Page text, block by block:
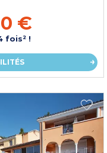
€
fois² !